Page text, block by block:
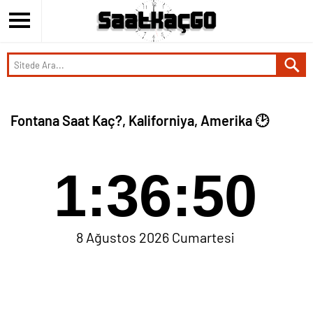
Fontana Saat Kaç?, Kaliforniya, Amerika 🕑
1:36:51
8 Ağustos 2026 Cumartesi